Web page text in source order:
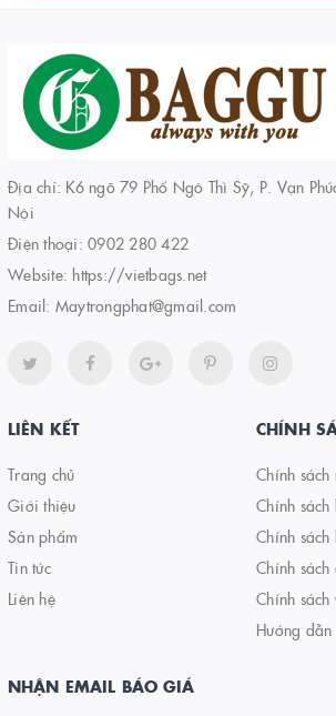
Địa chỉ: K6 ngõ 79 Phố Ngô Thì Sỹ, P. Vạn
Nội
Điện thoại: 0902 280 422
Website: https://vietbags.net
Email: Maytrongphat@gmail.com
LIÊN KẾT
Trang chủ
Giới thiệu
Sản phẩm
Tin tức
Liên hệ
CHÍNH
Chính
Chính
Chính
Chính
Chính sách
Hướng
NHẬN EMAIL BÁO GIÁ